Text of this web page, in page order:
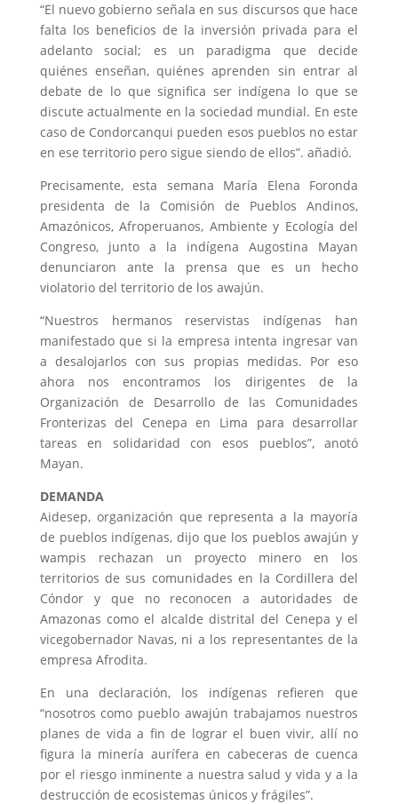
“El nuevo gobierno señala en sus discursos que hace
falta los beneficios de la inversión privada para el
adelanto social; es un paradigma que decide
quiénes enseñan, quiénes aprenden sin entrar al
debate de lo que significa ser indígena lo que se
discute actualmente en la sociedad mundial. En este
caso de Condorcanqui pueden esos pueblos no estar
en ese territorio pero sigue siendo de ellos”. añadió.
Precisamente, esta semana María Elena Foronda
presidenta de la Comisión de Pueblos Andinos,
Amazónicos, Afroperuanos, Ambiente y Ecología del
Congreso, junto a la indígena Augostina Mayan
denunciaron ante la prensa que es un hecho
violatorio del territorio de los awajún.
“Nuestros hermanos reservistas indígenas han
manifestado que si la empresa intenta ingresar van
a desalojarlos con sus propias medidas. Por eso
ahora nos encontramos los dirigentes de la
Organización de Desarrollo de las Comunidades
Fronterizas del Cenepa en Lima para desarrollar
tareas en solidaridad con esos pueblos”, anotó
Mayan.
DEMANDA
Aidesep, organización que representa a la mayoría
de pueblos indígenas, dijo que los pueblos awajún y
wampis rechazan un proyecto minero en los
territorios de sus comunidades en la Cordillera del
Cóndor y que no reconocen a autoridades de
Amazonas como el alcalde distrital del Cenepa y el
vicegobernador Navas, ni a los representantes de la
empresa Afrodita.
En una declaración, los indígenas refieren que
“nosotros como pueblo awajún trabajamos nuestros
planes de vida a fin de lograr el buen vivir, allí no
figura la minería aurífera en cabeceras de cuenca
por el riesgo inminente a nuestra salud y vida y a la
destrucción de ecosistemas únicos y frágiles”.